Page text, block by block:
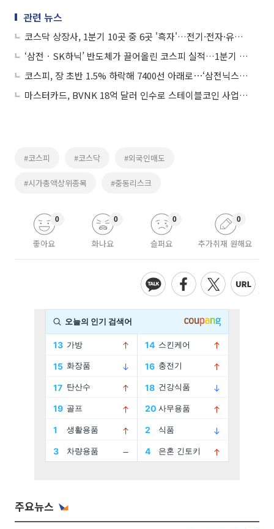
관련 뉴스
코스닥 상장사, 1분기 10곳 중 6곳 '흑자'…전기·전자·유통이 견인
‘삼전ㆍSK하닉’ 반도체가 끌어올린 코스피 실적…1분기 연결 영업익 176% 급증
코스피, 장 초반 1.5% 하락해 7400선 아래로⋯‘삼전닉스’ 약세
마스터카드, BVNK 18억 달러 인수로 스테이블코인 사업 본격 확장
#코스피 #코스닥 #외국인매도
#시가총액상위종목 #중동리스크
좋아요
0
화나요
0
슬퍼요
0
추가취재 원해요
0
주요뉴스